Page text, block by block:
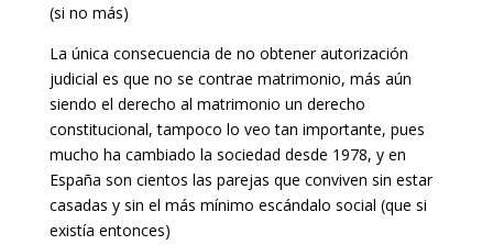
(si no más)
La única consecuencia de no obtener autorización
judicial es que no se contrae matrimonio, más aún
siendo el derecho al matrimonio un derecho
constitucional, tampoco lo veo tan importante, pues
mucho ha cambiado la sociedad desde 1978, y en
España son cientos las parejas que conviven sin estar
casadas y sin el más mínimo escándalo social (que si
existía entonces)